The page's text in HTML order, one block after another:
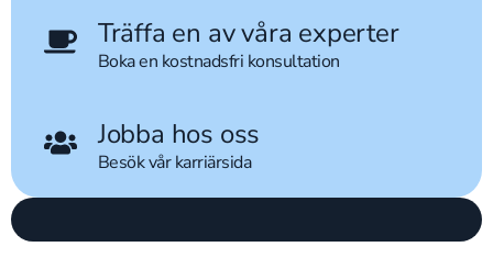
Träffa en av våra experter
Boka en kostnadsfri konsultation
Jobba hos oss
Besök vår karriärsida